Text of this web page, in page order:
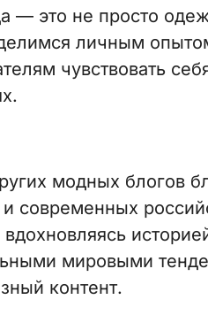
— это не просто
личным
чувствовать
модных блогов
современных
мировыми
контент.